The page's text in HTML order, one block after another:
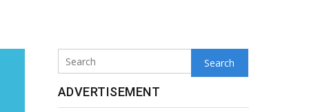
Search
ADVERTISEMENT